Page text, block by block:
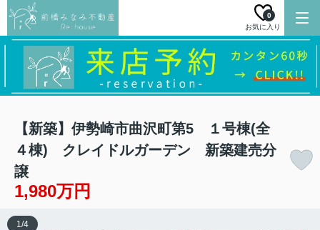
お気に入り
0
【新築】伊勢崎市曲沢町第5 １号棟(全
４棟) クレイドルガーデン 新築建売分
譲
1,980万円
1/4